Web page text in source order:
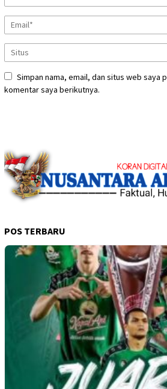
Simpan nama, email, dan situs web saya
komentar saya berikutnya.
POS TERBARU